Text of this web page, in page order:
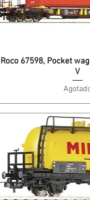
Roco 67598, Pocket
V